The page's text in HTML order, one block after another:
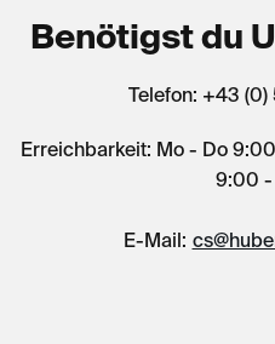
Benötigst du
Telefon: +43
Erreichbarkeit: Mo - Do
9:00 -
E-Mail: